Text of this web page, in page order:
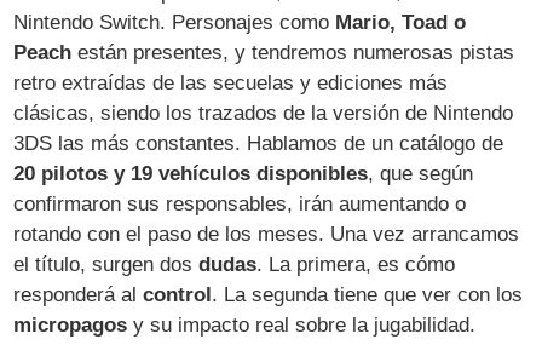
Nintendo Switch. Personajes como Mario, Toad o
Peach están presentes, y tendremos numerosas pistas
retro extraídas de las secuelas y ediciones más
clásicas, siendo los trazados de la versión de Nintendo
3DS las más constantes. Hablamos de un catálogo de
20 pilotos y 19 vehículos disponibles, que según
confirmaron sus responsables, irán aumentando o
rotando con el paso de los meses. Una vez arrancamos
el título, surgen dosdudas. La primera, es cómo
responderá alcontrol. La segunda tiene que ver con los
micropagos y su impacto real sobre la jugabilidad.